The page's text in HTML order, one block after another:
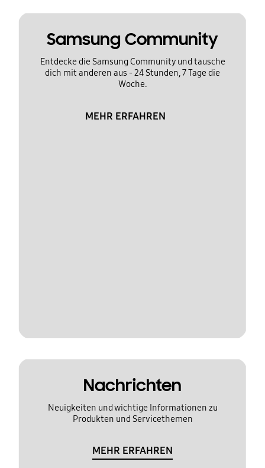
Samsung Community
Entdecke die Samsung Community und tausche
dich mit anderen aus - 24 Stunden, 7 Tage die
Woche.
MEHR ERFAHREN
Nachrichten
Neuigkeiten und wichtige Informationen zu
Produkten und Servicethemen
MEHR ERFAHREN